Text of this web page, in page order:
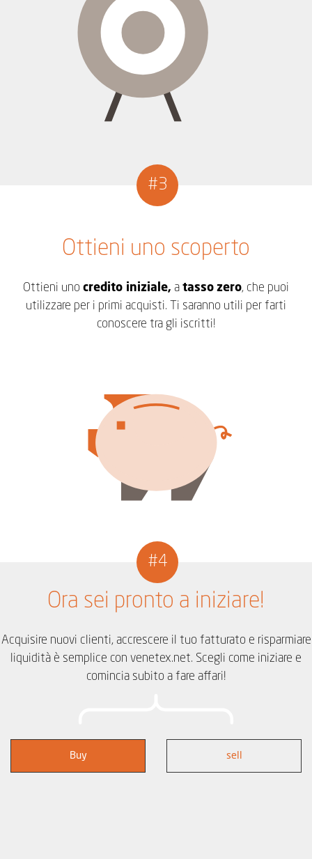
#3
Ottieni uno scoperto
Ottieni uno credito iniziale, a tasso zero, che puoi
utilizzare per i primi acquisti. Ti saranno utili per farti
conoscere tra gli iscritti!
#4
Ora sei pronto a iniziare!
Acquisire nuovi clienti, accrescere il tuo fatturato e risparmiare
liquidità è semplice con venetex.net. Scegli come iniziare e
comincia subito a fare affari!
Buy sell